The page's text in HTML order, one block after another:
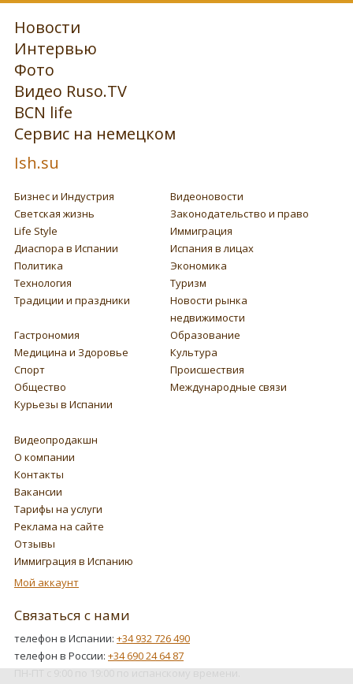
Новости
Интервью
Фото
Видео Ruso.TV
BCN life
Сервис на немецком
Ish.su
Бизнес и Индустрия
Видеоновости
Светская жизнь
Законодательство и право
Life Style
Иммиграция
Диаспора в Испании
Испания в лицах
Политика
Экономика
Технология
Туризм
Традиции и праздники
Новости рынка
недвижимости
Гастрономия
Образование
Медицина и Здоровье
Культура
Спорт
Происшествия
Общество
Международные связи
Курьезы в Испании
Видеопродакшн
О компании
Контакты
Вакансии
Тарифы на услуги
Реклама на сайте
Отзывы
Иммиграция в Испанию
Мой аккаунт
Связаться с нами
телефон в Испании: +34 932 726 490
телефон в России: +34 690 24 64 87
ПН-ПТ с 9:00 по 19:00 по испанскому времени.